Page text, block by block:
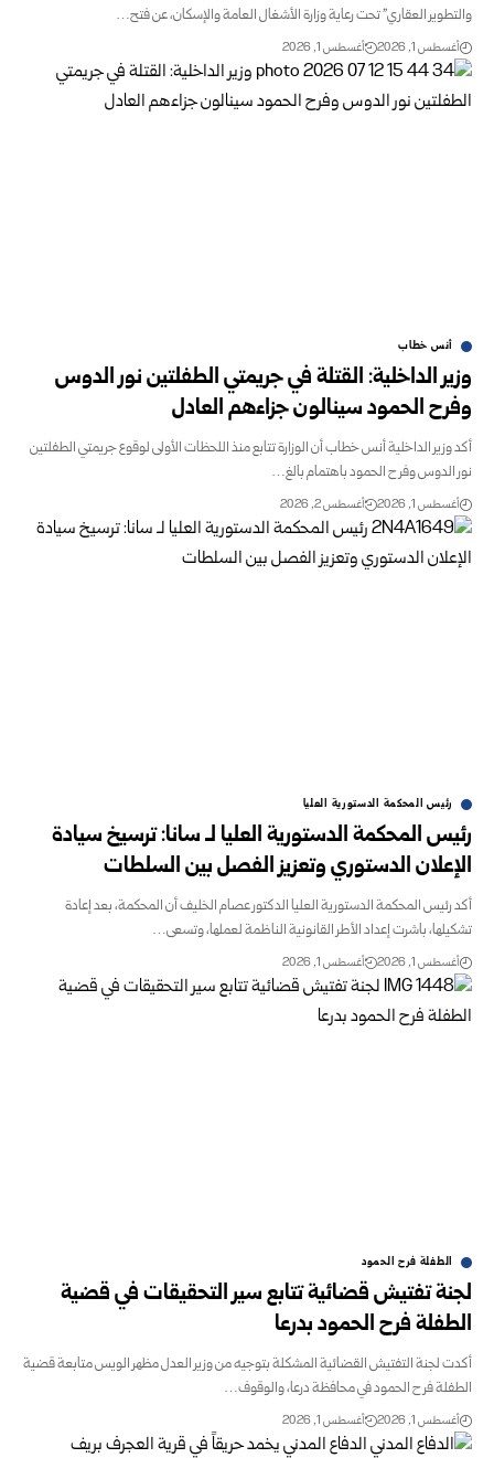
والتطوير العقاري" تحت رعاية وزارة الأشغال العامة والإسكان، عن فتح…
أغسطس 1, 2026 أغسطس 1, 2026
أنس خطاب‎
وزير الداخلية: القتلة في جريمتي الطفلتين نور الدوس
وفرح الحمود سينالون ‏جزاءهم العادل
أكد وزير الداخلية أنس خطاب أن الوزارة تتابع منذ اللحظات الأولى لوقوع ‏جريمتي الطفلتين
نور الدوس وفرح الحمود باهتمام بالغ…
أغسطس 1, 2026 أغسطس 2, 2026
رئيس المحكمة الدستورية العليا
رئيس المحكمة الدستورية العليا لـ سانا: ترسيخ سيادة
الإعلان الدستوري وتعزيز الفصل بين السلطات
أكد رئيس المحكمة الدستورية العليا الدكتور عصام الخليف أن المحكمة، بعد إعادة
تشكيلها، باشرت إعداد الأطر القانونية الناظمة لعملها، وتسعى…
أغسطس 1, 2026 أغسطس 1, 2026
الطفلة فرح الحمود
لجنة تفتيش قضائية تتابع سير التحقيقات في قضية
الطفلة فرح الحمود بدرعا
أكدت لجنة التفتيش القضائية المشكلة بتوجيه من وزير العدل مظهر الويس ‏متابعة قضية
الطفلة فرح الحمود في محافظة درعا، والوقوف…
أغسطس 1, 2026 أغسطس 1, 2026